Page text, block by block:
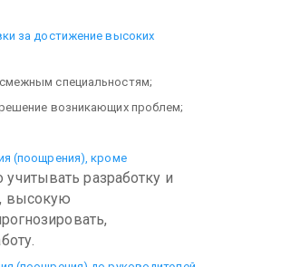
за достижение высоких
специальностям;
возникающих проблем;
(поощрения), кроме
разработку и
высокую